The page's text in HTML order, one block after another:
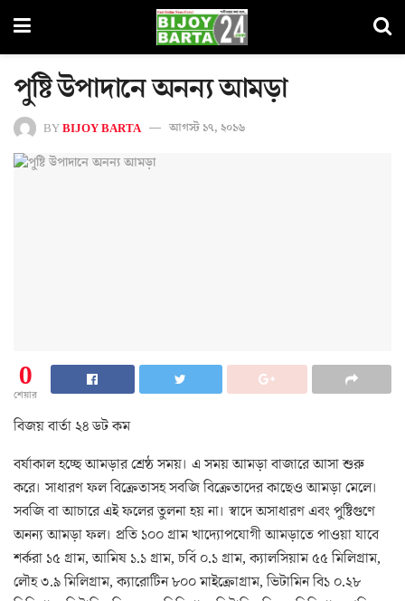
পুষ্টি উপাদানে অনন্য আমড়া
BYBIJOY BARTA আগস্ট ১৭, ২০১৬
0
শেয়ার
বিজয় বার্তা ২৪ ডট কম
বর্ষাকাল হচ্ছে আমড়ার শ্রেষ্ঠ সময়। এ সময় আমড়া বাজারে আসা শুরু
করে। সাধারণ ফল বিক্রেতাসহ সবজি বিক্রেতাদের কাছেও আমড়া মেলে।
সবজি বা আচারে এই ফলের তুলনা হয় না। স্বাদে অসাধারণ এবং পুষ্টিগুণে
অনন্য আমড়া ফল। প্রতি ১০০ গ্রাম খাদ্যোপযোগী আমড়াতে পাওয়া যাবে
শর্করা ১৫ গ্রাম, আমিষ ১.১ গ্রাম, চর্বি ০.১ গ্রাম, ক্যালসিয়াম ৫৫ মিলিগ্রাম,
লৌহ ৩.৯ মিলিগ্রাম, ক্যারোটিন ৮০০ মাইক্রোগ্রাম, ভিটামিন বি১ ০.২৮